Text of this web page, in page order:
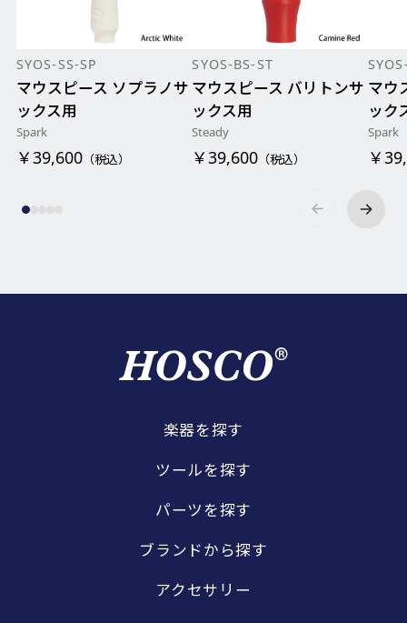
SYOS-SS-SP
マウスピース ソプラノサ
ックス用
Spark
￥39,600（税込）
SYOS-BS-ST
マウスピース バリトンサ
ックス用
Steady
￥39,600 （税込）
マウ
ック
Spark
￥
楽器を探す
ツールを探す
パーツを探す
ブランドから探す
アクセサリー